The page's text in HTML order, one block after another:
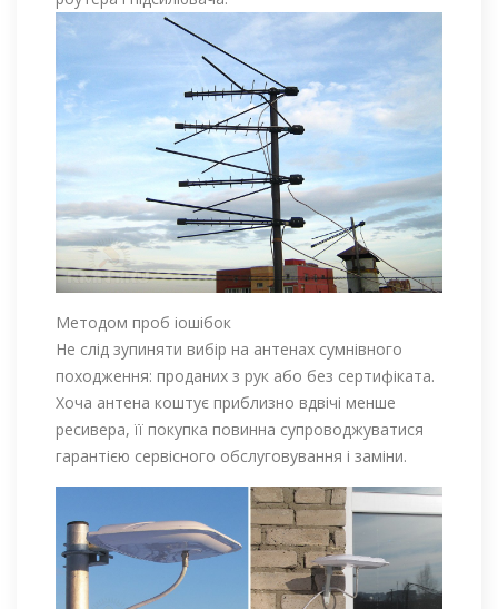
Методом проб іошібок
Не слід зупиняти вибір на антенах сумнівного
походження: проданих з рук або без сертифіката.
Хоча антена коштує приблизно вдвічі менше
ресивера, її покупка повинна супроводжуватися
гарантією сервісного обслуговування і заміни.